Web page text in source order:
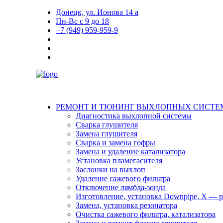
Донецк, ул. Ионова 14 а
Пн-Вс с 9 до 18
+7 (949) 959-959-9
РЕМОНТ И ТЮНИНГ ВЫХЛОПНЫХ
Диагностика выхлопной системы
Сварка глушителя
Замена глушителя
Сварка и замена гофры
Замена и удаление катализатора
Установка пламегасителя
Заслонки на выхлоп
Удаление сажевого фильтра
Отключение лямбда-зонда
Изготовление, установка Downpipe, X —
Замена, установка резонатора
Очистка сажевого фильтра, катализатора